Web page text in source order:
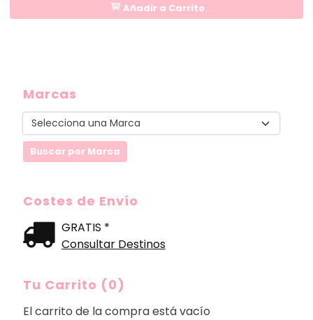
Marcas
Costes de Envío
GRATIS *
Consultar Destinos
Tu Carrito (0)
El carrito de la compra está vacío
Añadir a Carrito